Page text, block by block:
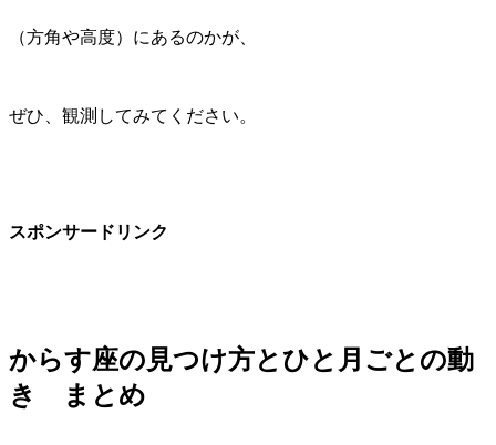
（方角や高度）にあるのかが、
ぜひ、観測してみてください。
スポンサードリンク
からす座の見つけ方とひと月ごとの動
き まとめ